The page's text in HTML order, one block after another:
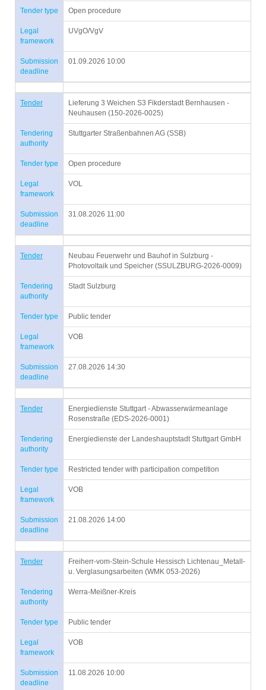
Tender type Open procedure
Legal
framework
UVgO/VgV
Submission
deadline
01.09.2026 10:00
Tender
Lieferung 3 Weichen S3 Fikderstadt Bernhausen -
Neuhausen (150-2026-0025)
Tendering
authority
Stuttgarter Straßenbahnen AG (SSB)
Tender type Open procedure
Legal
framework
VOL
Submission
deadline
31.08.2026 11:00
Tender
Neubau Feuerwehr und Bauhof in Sulzburg -
Photovoltaik und Speicher (SSULZBURG-2026-0009)
Tendering
authority
Stadt Sulzburg
Tender type Public tender
Legal
framework
VOB
Submission
deadline
27.08.2026 14:30
Tender
Energiedienste Stuttgart - Abwasserwärmeanlage
Rosenstraße (EDS-2026-0001)
Tendering
authority
Energiedienste der Landeshauptstadt Stuttgart GmbH
Tender type Restricted tender with participation competition
Legal
framework
VOB
Submission
deadline
21.08.2026 14:00
Tender
Freiherr-vom-Stein-Schule Hessisch Lichtenau_Metall-
u. Verglasungsarbeiten (WMK 053-2026)
Tendering
authority
Werra-Meißner-Kreis
Tender type Public tender
Legal
framework
VOB
Submission
deadline
11.08.2026 10:00